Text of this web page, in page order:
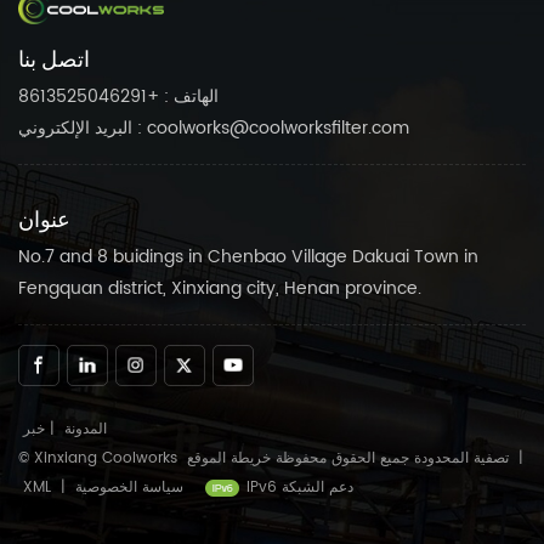
ضاغط الهواء الخاص بك يعمل
اتصل بنا
الهاتف : +8613525046291
البريد الإلكتروني : coolworks@coolworksfilter.com
عنوان
No.7 and 8 buidings in Chenbao Village Dakuai Town in
Fengquan district, Xinxiang city, Henan province.
المدونة | خبر
© Xinxiang Coolworks تصفية المحدودة جميع الحقوق محفوظة |
XML | سياسة الخصوصية IPv6 دعم الشبكة